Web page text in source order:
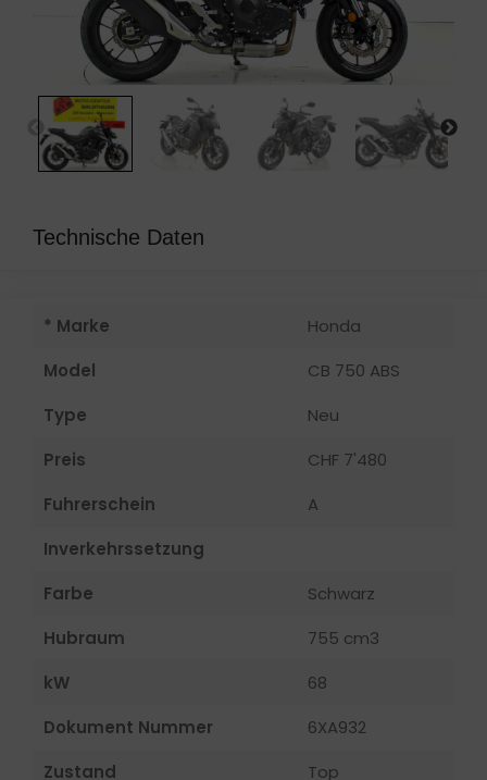
Technische Daten
* Marke
Honda
Model
CB 750 ABS
Type
Neu
Preis
CHF 7'480
Fuhrerschein
A
Inverkehrssetzung
Farbe
Schwarz
Hubraum
755 cm3
kW
68
Dokument Nummer
6XA932
Zustand
Top